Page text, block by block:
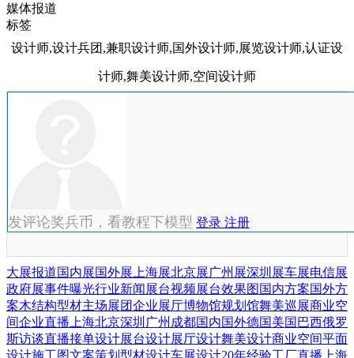
媒体报道
标签
设计师,设计兵团,兼职设计师,国外设计师,展览设计师,认证设
计师,舞美设计师,空间设计师
发评论奖兵币，看教程下模型 登录 注册
大展报道国内展国外展 上海展北京展广州展深圳展车展电信展
政府展事件曝光行业新闻 展台视频展台效果图 国内方案国外方
案木结构型材主场展团企业展厅博物馆规划馆舞美巡展商业空
间企业直播 上海北京深圳 广州 成都国内国外德国美国 巴西俄罗
斯访谈直播接单设计展台设计展厅设计舞美设计商业空间平面
设计施工图文案策划 型材设计车展设计20年经验工厂直播 上海